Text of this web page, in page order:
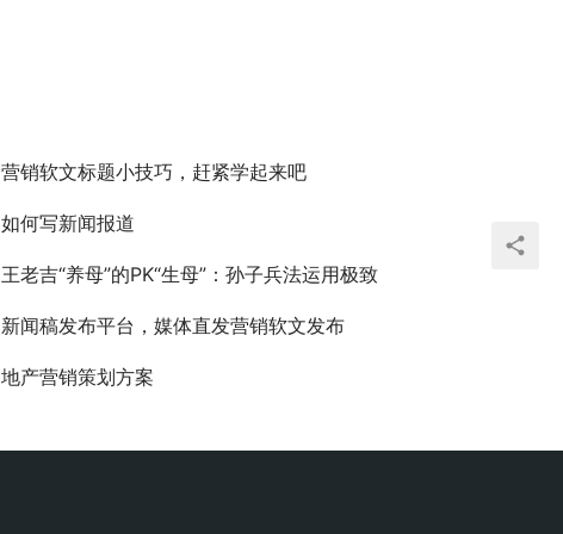
营销软文标题小技巧，赶紧学起来吧
如何写新闻报道
王老吉“养母”的PK“生母”：孙子兵法运用极致
新闻稿发布平台，媒体直发营销软文发布
地产营销策划方案